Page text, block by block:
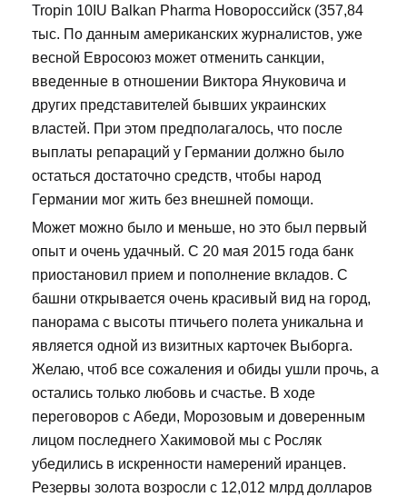
Tropin 10IU Balkan Pharma Новороссийск (357,84
тыс. По данным американских журналистов, уже
весной Евросоюз может отменить санкции,
введенные в отношении Виктора Януковича и
других представителей бывших украинских
властей. При этом предполагалось, что после
выплаты репараций у Германии должно было
остаться достаточно средств, чтобы народ
Германии мог жить без внешней помощи.
Может можно было и меньше, но это был первый
опыт и очень удачный. С 20 мая 2015 года банк
приостановил прием и пополнение вкладов. С
башни открывается очень красивый вид на город,
панорама с высоты птичьего полета уникальна и
является одной из визитных карточек Выборга.
Желаю, чтоб все сожаления и обиды ушли прочь, а
остались только любовь и счастье. В ходе
переговоров с Абеди, Морозовым и доверенным
лицом последнего Хакимовой мы с Росляк
убедились в искренности намерений иранцев.
Резервы золота возросли с 12,012 млрд долларов